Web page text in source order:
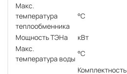
Макс.
температура
теплообменника
°С
Мощность ТЭНа кВт
Макс.
температура воды
°С
Комплектность